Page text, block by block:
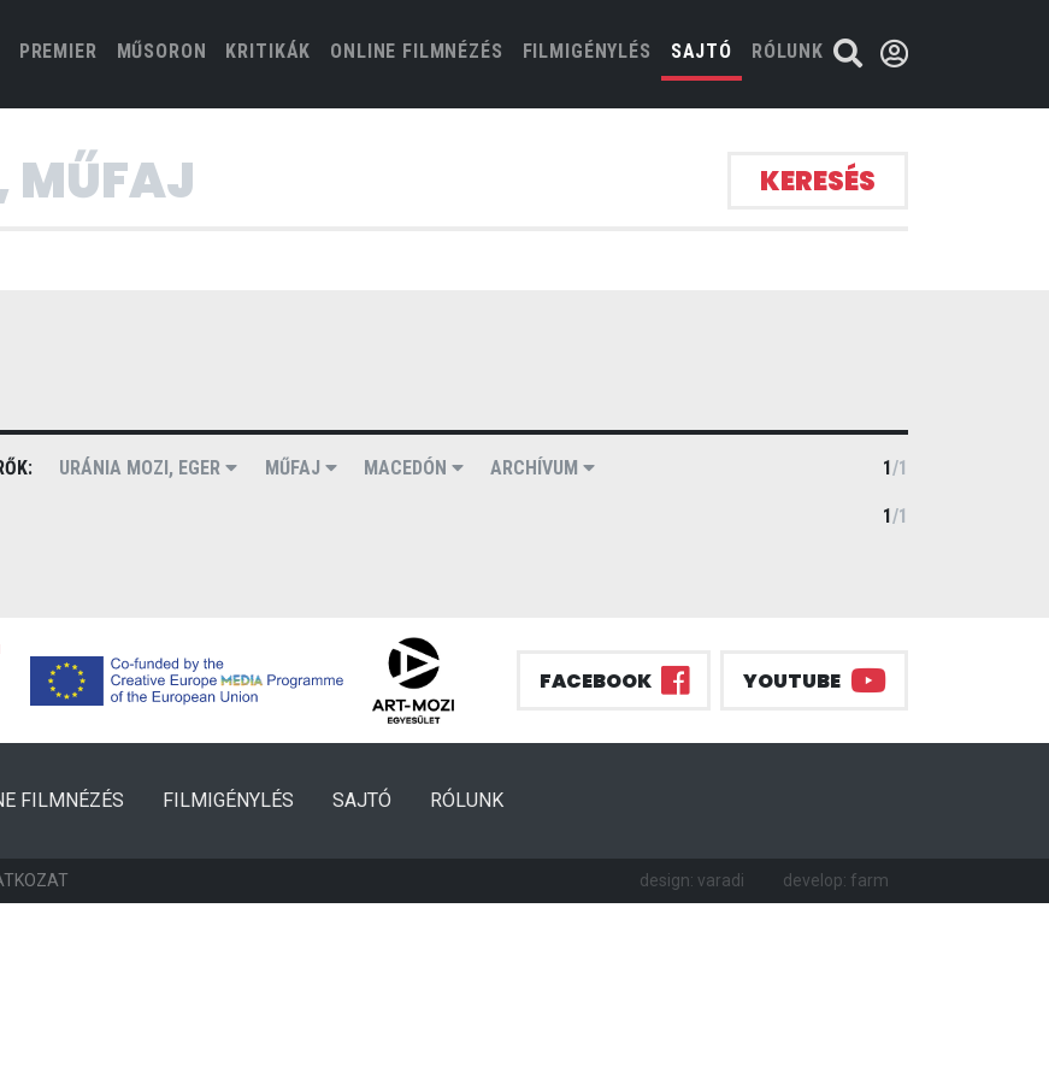
PREMIER MŰSORON KRITIKÁK ONLINE FILMNÉZÉS FILMIGÉNYLÉS SAJTÓ RÓLUNK
KERESÉS
URÁNIA MOZI, EGER MŰFAJ MACEDÓN ARCHÍVUM 1/1
1/1
FACEBOOK YOUTUBE
FILMNÉZÉS FILMIGÉNYLÉS SAJTÓ RÓLUNK
design: varadi develop: farm